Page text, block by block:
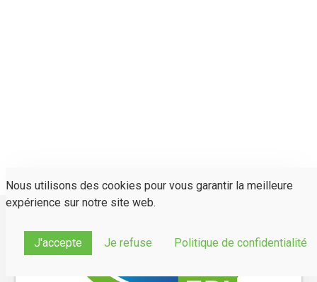
Nous utilisons des cookies pour vous garantir la meilleure
expérience sur notre site web.
J'accepte Je refuse Politique de confidentialité